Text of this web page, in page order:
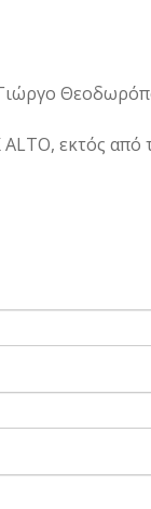
ALTO, εκτός